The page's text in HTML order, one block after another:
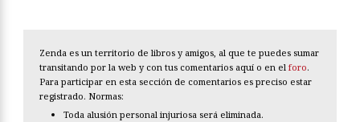
Zenda es un territorio de libros y amigos, al que te puedes sumar
transitando por la web y con tus comentarios aquí o en el foro.
Para participar en esta sección de comentarios es preciso estar
registrado. Normas:
Toda alusión personal injuriosa será eliminada.